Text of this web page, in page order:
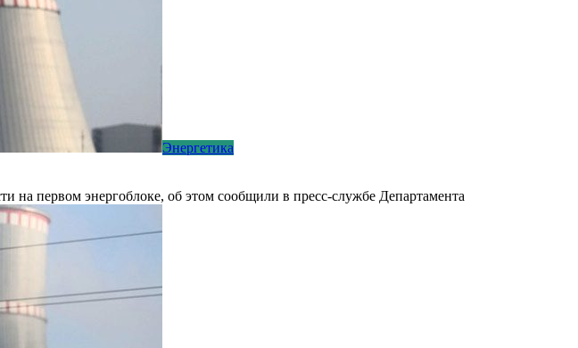
Энергетика
первом энергоблоке, об этом сообщили в пресс-службе Департамента